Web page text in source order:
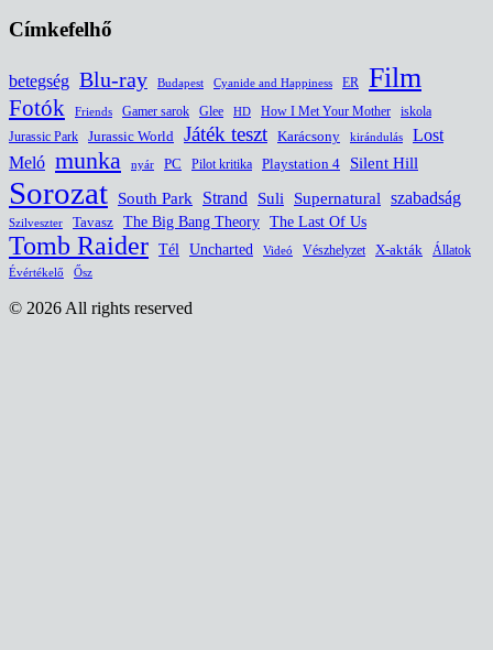
Címkefelhő
betegség Blu-ray Budapest Cyanide and Happiness ER Film
Fotók Friends Gamer sarok Glee HD How I Met Your Mother
iskola
Jurassic Park
Jurassic World Játék teszt Karácsony kirándulás Lost
Meló munka nyár PC Pilot kritika Playstation 4 Silent Hill
Sorozat South Park Strand Suli Supernatural szabadság
Szilveszter Tavasz The Big Bang Theory The Last Of Us
Tomb Raider Tél Uncharted Videó Vészhelyzet X-akták Állatok
Évértékelő Ősz
© 2026 All rights reserved